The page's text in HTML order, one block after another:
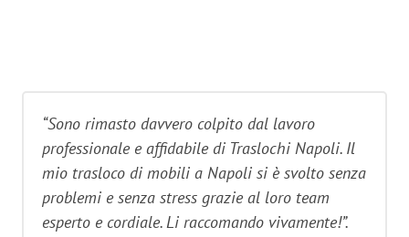
“Sono rimasto davvero colpito dal lavoro
professionale e affidabile di Traslochi Napoli. Il
mio trasloco di mobili a Napoli si è svolto senza
problemi e senza stress grazie al loro team
esperto e cordiale. Li raccomando vivamente!”.